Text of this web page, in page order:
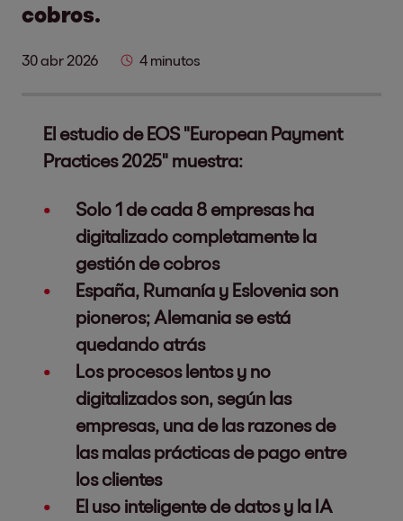
cobros.
30 abr 2026 4 minutos
El estudio de EOS "European Payment
Practices 2025" muestra:
Solo 1 de cada 8 empresas ha
digitalizado completamente la
gestión de cobros
España, Rumanía y Eslovenia son
pioneros; Alemania se está
quedando atrás
Los procesos lentos y no
digitalizados son, según las
empresas, una de las razones de
las malas prácticas de pago entre
los clientes
El uso inteligente de datos y la IA